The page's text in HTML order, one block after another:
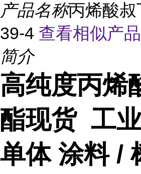
产品名称丙烯酸
39-4 查看相似产
简介
高纯度丙烯
酯现货 工
单体 涂料 /